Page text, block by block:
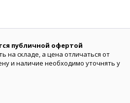
публичной офертой
на складе, а цена отличаться от
и наличие необходимо уточнять у